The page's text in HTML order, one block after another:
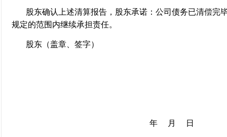
股东确认上述清算报告，股东承诺：公司债务已清偿完
规定的范围内继续承担责任。
股东（盖章、签字）
年 月 日